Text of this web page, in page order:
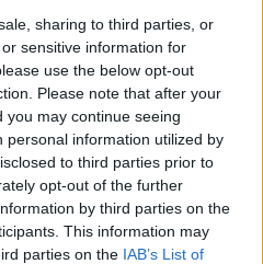
sharing to third parties, or
sensitive information for
use the below opt-out
Please note that after your
may continue seeing
personal information utilized by
to third parties prior to
opt-out of the further
by third parties on the
This information may
parties on the IAB’s List of